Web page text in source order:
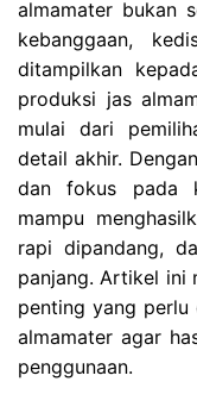
almamater bukan
kebanggaan,
ditampilkan
produksi jas
mulai dari
detail akhir.
dan fokus pada
mampu
rapi dipandang,
panjang. Artikel ini
penting yang perlu
almamater agar
penggunaan.